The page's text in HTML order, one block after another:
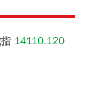
14110.120